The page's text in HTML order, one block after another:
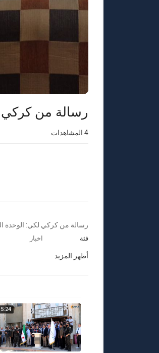
رسالة من كركي
4 المشاهدات
⁣رسالة من كركي لكي: الوحدة
فئة اخبار
أظهر المزيد
5:24